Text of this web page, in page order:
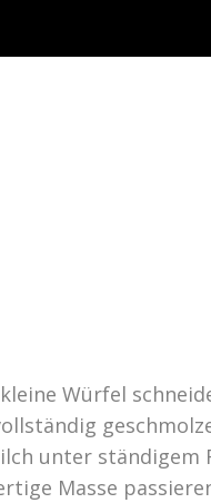
Würfel
unter ständigem
Masse